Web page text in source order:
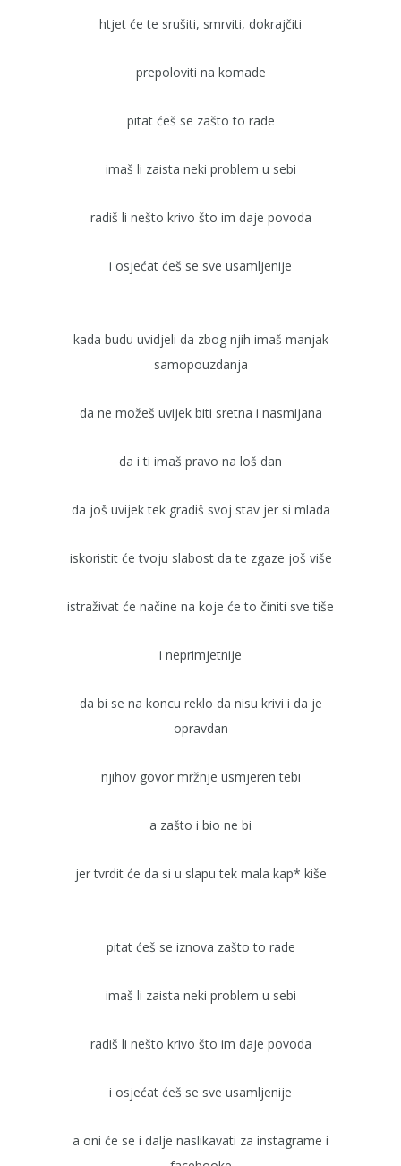
htjet će te srušiti, smrviti, dokrajčiti
prepoloviti na komade
pitat ćeš se zašto to rade
imaš li zaista neki problem u sebi
radiš li nešto krivo što im daje povoda
i osjećat ćeš se sve usamljenije
kada budu uvidjeli da zbog njih imaš manjak
samopouzdanja
da ne možeš uvijek biti sretna i nasmijana
da i ti imaš pravo na loš dan
da još uvijek tek gradiš svoj stav jer si mlada
iskoristit će tvoju slabost da te zgaze još više
istraživat će načine na koje će to činiti sve tiše
i neprimjetnije
da bi se na koncu reklo da nisu krivi i da je
opravdan
njihov govor mržnje usmjeren tebi
a zašto i bio ne bi
jer tvrdit će da si u slapu tek mala kap* kiše
pitat ćeš se iznova zašto to rade
imaš li zaista neki problem u sebi
radiš li nešto krivo što im daje povoda
i osjećat ćeš se sve usamljenije
a oni će se i dalje naslikavati za instagrame i